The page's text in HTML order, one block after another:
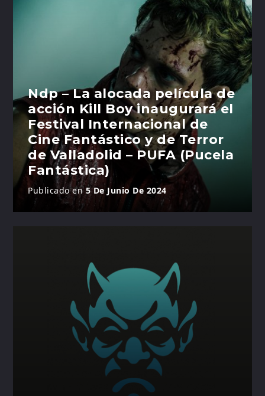
Ndp – La alocada película de
acción Kill Boy inaugurará el
Festival Internacional de
Cine Fantástico y de Terror
de Valladolid – PUFA (Pucela
Fantástica)
Publicado en5 De Junio De 2024